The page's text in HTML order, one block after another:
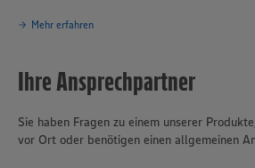
Mehr erfahren
Ihre Ansprechpartner
Sie haben Fragen zu einem unserer
vor Ort oder benötigen einen allgemeinen